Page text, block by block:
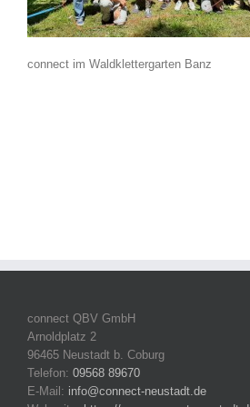
connect im Waldklettergarten Banz
connect QBV GmbH
Arnoldplatz 2
96465 Neustadt b. Coburg
Telefon: 09568 89670
E-Mail: info@connect-neustadt.de